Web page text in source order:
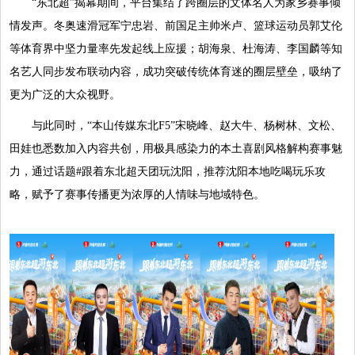
“东北超”揭幕期间，平台集结了跨圈层的文体名人为家乡赛事倾
情发声。冬奥速滑冠军宁忠岩、前国足主帅米卢、篮球运动员郭艾伦
等体育界中坚力量率先发起线上应援；胡海泉、杜海涛、李国麟等知
名艺人同步发布联动内容，成功突破传统体育迷的圈层壁垒，吸纳了
更为广泛的大众视野。
与此同时，“本山传媒东北F5”宋晓峰、赵大牛、杨树林、文松、
田娃也悉数加入内容共创，用极具感染力的本土喜剧风格解构赛事魅
力，通过话题#跟着东北超天团玩沈阳，推荐沈阳本地吃喝玩乐攻
略，赋予了赛事传播更为浓厚的人情味与地域特色。